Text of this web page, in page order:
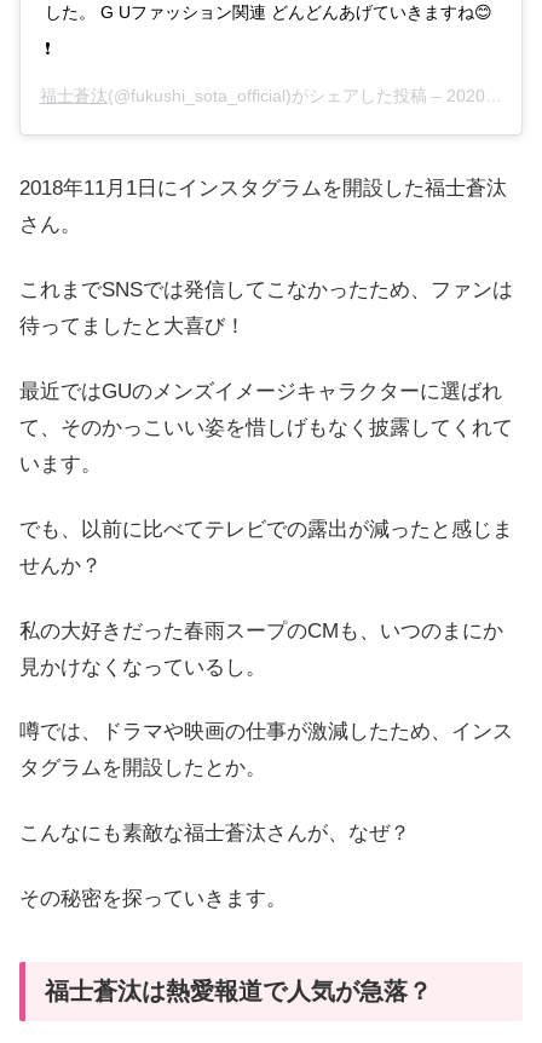
した。 G Uファッション関連 どんどんあげていきますね😊
❗️
福士蒼汰(@fukushi_sota_official)がシェアした投稿 – 2020年 8月月30日午後7時33分PDT
2018年11月1日にインスタグラムを開設した福士蒼汰
さん。
これまでSNSでは発信してこなかったため、ファンは
待ってましたと大喜び！
最近ではGUのメンズイメージキャラクターに選ばれ
て、そのかっこいい姿を惜しげもなく披露してくれて
います。
でも、以前に比べてテレビでの露出が減ったと感じま
せんか？
私の大好きだった春雨スープのCMも、いつのまにか
見かけなくなっているし。
噂では、ドラマや映画の仕事が激減したため、インス
タグラムを開設したとか。
こんなにも素敵な福士蒼汰さんが、なぜ？
その秘密を探っていきます。
福士蒼汰は熱愛報道で人気が急落？